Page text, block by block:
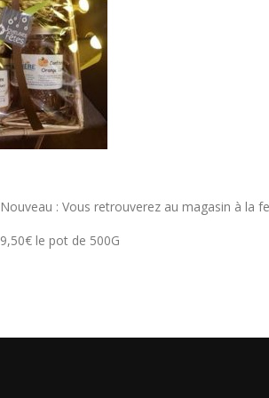
Nouveau : Vous retrouverez au magasin à la
9,50€ le pot de 500G